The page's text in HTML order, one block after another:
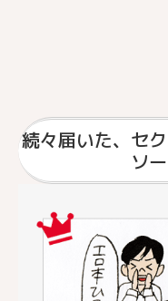
続々届いた、セ
ソ